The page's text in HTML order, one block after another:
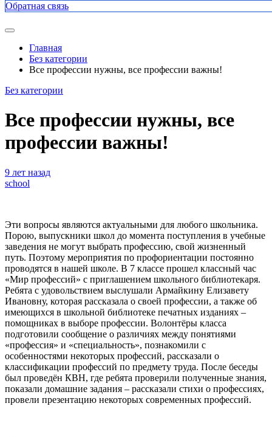
Обратная связь
Главная
Без категории
Все профессии нужны, все профессии важны!
Без категории
Все профессии нужны, все
профессии важны!
9 лет назад
school
Эти вопросы являются актуальными для любого школьника.
Порою, выпускники школ до момента поступления в учебные
заведения не могут выбрать профессию, свой жизненный
путь. Поэтому мероприятия по профориентации постоянно
проводятся в нашей школе. В 7 классе прошел классный час
«Мир профессий» с приглашением школьного библиотекаря.
Ребята с удовольствием выслушали Армайкину Елизавету
Ивановну, которая рассказала о своей профессии, а также об
имеющихся в школьной библиотеке печатных изданиях –
помощниках в выборе профессии. Волонтёры класса
подготовили сообщение о различиях между понятиями
«профессия» и «специальность», познакомили с
особенностями некоторых профессий, рассказали о
классификации профессий по предмету труда. После беседы
был проведён КВН, где ребята проверили полученные знания,
показали домашние задания – рассказали стихи о профессиях,
провели презентацию некоторых современных профессий.